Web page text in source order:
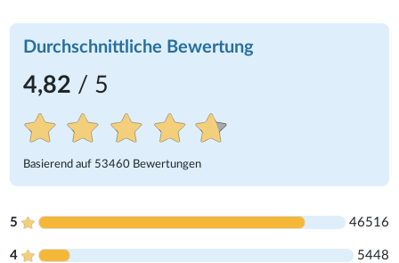
Durchschnittliche Bewertung
4,82 / 5
Basierend auf 53460 Bewertungen
5 46516
4 5448